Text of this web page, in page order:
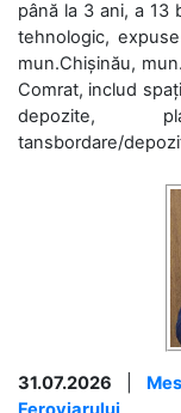
până la 3 ani, a 13
tehnologic,
mun.Chișinău,
Comrat, includ
depozite,
tansbordare/
31.07.2026